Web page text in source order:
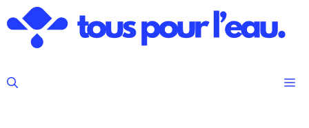
au
contenu